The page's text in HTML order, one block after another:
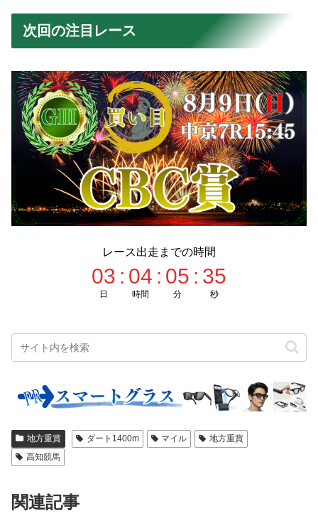
次回の注目レース
レース出走までの時間
03
日
: 04
時間
: 05
分
: 34
秒
地方重賞 ダート1400m マイル
地方重賞
高知競馬
関連記事